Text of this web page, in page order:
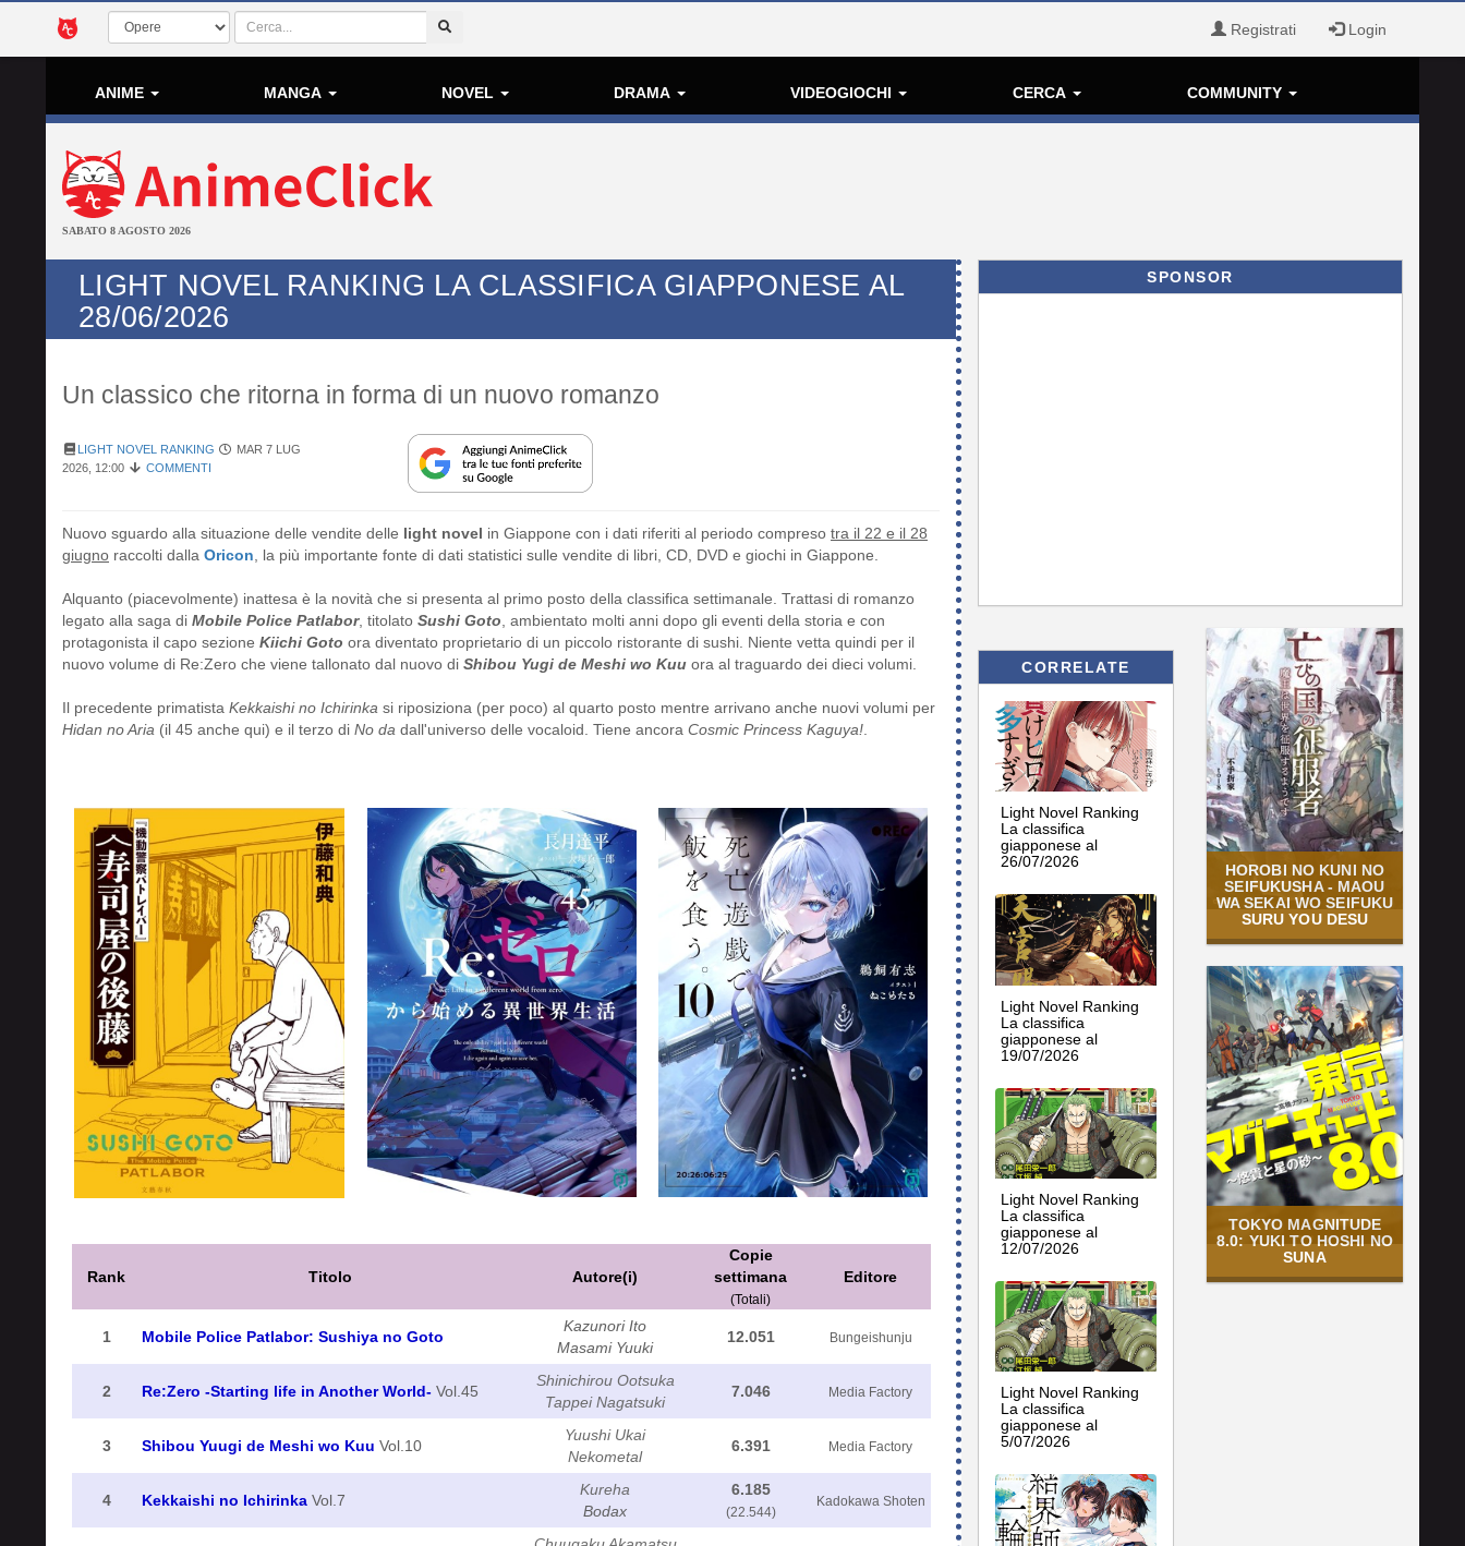
Registrati Login
ANIME MANGA NOVEL DRAMA VIDEOGIOCHI CERCA COMMUNITY
SABATO 8 AGOSTO 2026
LIGHT NOVEL RANKING LA CLASSIFICA GIAPPONESE AL
28/06/2026
Un classico che ritorna in forma di un nuovo romanzo
LIGHT NOVEL RANKING
MAR 7 LUG
2026, 12:00
COMMENTI
Nuovo sguardo alla situazione delle vendite delle light novel in Giappone con i dati riferiti al periodo compreso tra il 22 e il 28
giugno raccolti dalla Oricon , la più importante fonte di dati statistici sulle vendite di libri, CD, DVD e giochi in Giappone.
Alquanto (piacevolmente) inattesa è la novità che si presenta al primo posto della classifica settimanale. Trattasi di romanzo
legato alla saga di Mobile Police Patlabor, titolato Sushi Goto , ambientato molti anni dopo gli eventi della storia e con
protagonista il capo sezione Kiichi Goto ora diventato proprietario di un piccolo ristorante di sushi. Niente vetta quindi per il
nuovo volume di Re:Zero che viene tallonato dal nuovo di Shibou Yugi de Meshi wo Kuu ora al traguardo dei dieci volumi.
Il precedente primatista Kekkaishi no Ichirinka si riposiziona (per poco) al quarto posto mentre arrivano anche nuovi volumi per
Hidan no Aria (il 45 anche qui) e il terzo di No da dall'universo delle vocaloid. Tiene ancora Cosmic Princess Kaguya!
Rank Titolo Autore(i)
Copie
settimana
(Totali)
Editore
1 Mobile Police Patlabor: Sushiya no Goto
Kazunori Ito
Masami Yuuki
12.051 Bungeishunju
2 Re:Zero -Starting life in Another World-Vol.45
Shinichirou Ootsuka
Tappei Nagatsuki
7.046 Media Factory
3 Shibou Yuugi de Meshi wo Kuu Vol.10
Yuushi Ukai
Nekometal
6.391 Media Factory
4 Kekkaishi no IchirinkaVol.7
Kureha
Bodax
6.185
(22.544)
Kadokawa Shoten
SPONSOR
CORRELATE
Light Novel Ranking
La classifica
giapponese al
26/07/2026
Light Novel Ranking
La classifica
giapponese al
19/07/2026
Light Novel Ranking
La classifica
giapponese al
12/07/2026
Light Novel Ranking
La classifica
giapponese al
5/07/2026
HOROBI NO KUNI NO
SEIFUKUSHA - MAOU
WA SEKAI WO SEIFUKU
SURU YOU DESU
TOKYO MAGNITUDE
8.0: YUKI TO HOSHI NO
SUNA